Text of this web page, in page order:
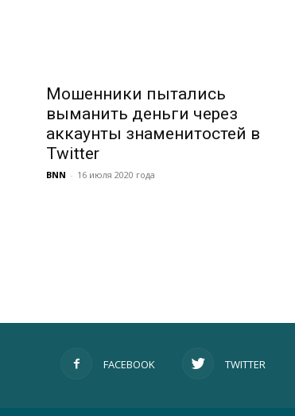
Мошенники пытались
выманить деньги через
аккаунты знаменитостей в
Twitter
BNN - 16 июля 2020 года
FACEBOOK TWITTER